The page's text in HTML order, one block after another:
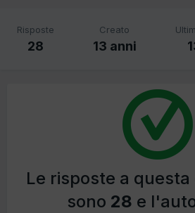
Risposte
28
Creato
13 anni
Le risposte a
sono 28 e